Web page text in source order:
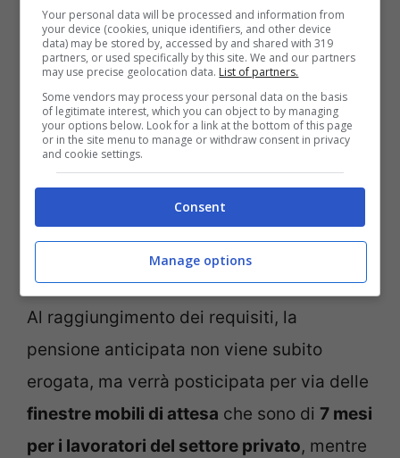
corso. Potranno, dunque, richiedere il
pensionamento anticipato i lavoratoriche
hanno compiuto il 62esimo anno di età e
maturato 41 anni di contributi. Di
quest’ultimi, 35 devono essere ottenuti
senza tener conto di contributi figurativi
dovuti a disoccupazione, infortuni e
Al raggiungimento dei requisiti, la
pensione anticipata non viene subito
erogata, ma verrà posticipata per via delle
finestre mobili di attesa che sono di 7 mesi
per i lavoratori del settore privato, mentre
Your personal data will be processed and information from
your device (cookies, unique identifiers, and other device
data) may be stored by, accessed by and shared with 319
partners, or used specifically by this site. We and our partners
may use precise geolocation data. List of partners.
Some vendors may process your personal data on the basis
of legitimate interest, which you can object to by managing
your options below. Look for a link at the bottom of this page
or in the site menu to manage or withdraw consent in privacy
and cookie settings.
Consent
Manage options